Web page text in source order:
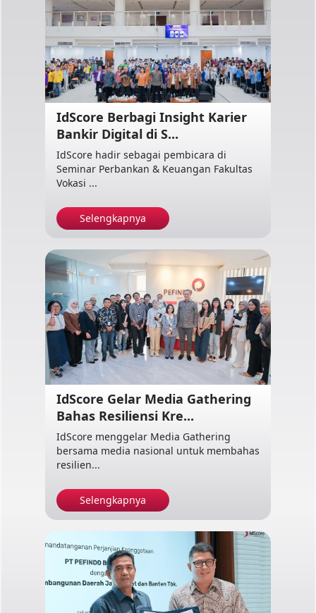
IdScore Berbagi Insight Karier
Bankir Digital di S...
IdScore hadir sebagai pembicara di
Seminar Perbankan & Keuangan Fakultas
Vokasi ...
Selengkapnya
IdScore Gelar Media Gathering
Bahas Resiliensi Kre...
IdScore menggelar Media Gathering
bersama media nasional untuk membahas
resilien...
Selengkapnya